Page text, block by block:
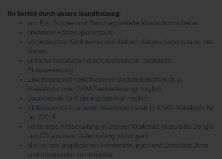
Ihr Vorteil durch unsere Standheizung:
von Eis, Schnee und Beschlag befreite Windschutzscheibe
erwärmter Fahrzeuginnenraum
vorgewärmtes Kühlwasser und dadurch längere Lebensdauer des
Motors
einfache Installation durch ausführliche, bebilderte
Einbauanleitung
Erweiterung mit verschiedenen Bedienelementen (z.B.
Vorwahluhr, oder GSM-Fernbedienung) möglich
Dauerbetrieb für Camping optional möglich
Einbauservice in unserer Meisterwerkstatt in 47665 Sonsbeck für
nur 220,-€
kostenlose Freischaltung in unserer Werkstatt (dazu bitte Dongle
und CD aus dem Lieferumfang mitbringen)
alle bei uns angebotenen Fernbedienungen und Zeitschaltuhren
sind miteinander kombinierbar